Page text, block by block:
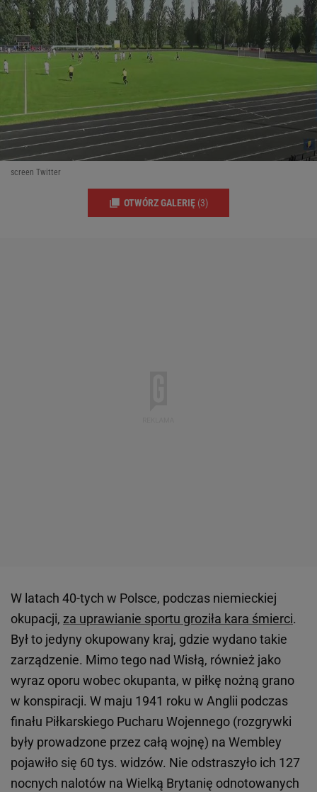
screen Twitter
OTWÓRZ GALERIĘ (3)
W latach 40-tych w Polsce, podczas niemieckiej
okupacji, za uprawianie sportu groziła kara śmierci.
Był to jedyny okupowany kraj, gdzie wydano takie
zarządzenie. Mimo tego nad Wisłą, również jako
wyraz oporu wobec okupanta, w piłkę nożną grano
w konspiracji. W maju 1941 roku w Anglii podczas
finału Piłkarskiego Pucharu Wojennego (rozgrywki
były prowadzone przez całą wojnę) na Wembley
pojawiło się 60 tys. widzów. Nie odstraszyło ich 127
nocnych nalotów na Wielką Brytanię odnotowanych